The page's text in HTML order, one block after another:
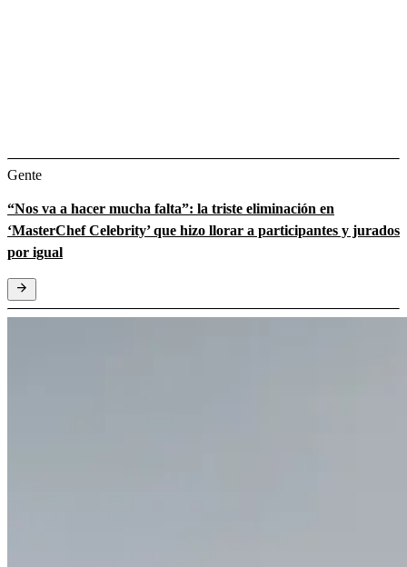
Gente
“Nos va a hacer mucha falta”: la triste eliminación en
‘MasterChef Celebrity’ que hizo llorar a participantes y jurados
por igual